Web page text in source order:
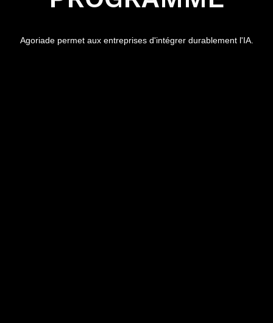
Agoriade permet aux entreprises d'intégrer durablement l'IA.